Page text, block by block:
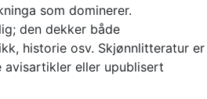
som dominerer.
den dekker både
historie osv. Skjønnlitteratur er
eller upublisert